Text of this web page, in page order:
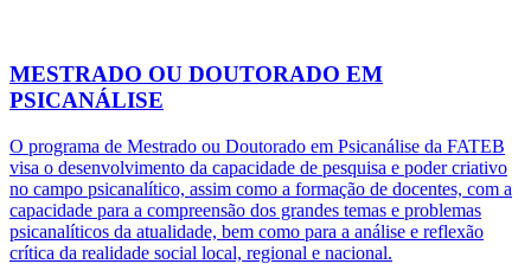
MESTRADO OU DOUTORADO EM
PSICANÁLISE
O programa de Mestrado ou Doutorado em Psicanálise da FATEB
visa o desenvolvimento da capacidade de pesquisa e poder criativo
no campo psicanalítico, assim como a formação de docentes, com a
capacidade para a compreensão dos grandes temas e problemas
psicanalíticos da atualidade, bem como para a análise e reflexão
crítica da realidade social local, regional e nacional.